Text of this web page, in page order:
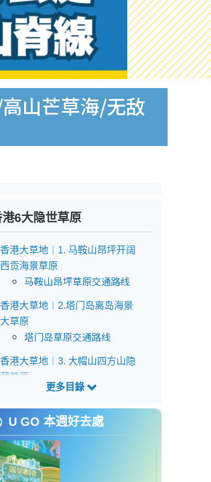
山芒草海/无敌
6大隐世草原
香港大草地︱1. 马鞍山昂坪开阔
西贡海景草原
马鞍山昂坪草原交通路线
香港大草地︱2.塔门岛离岛海景
大草原
塔门岛草原交通路线
香港大草地︱3. 大帽山四方山隐
藏草原
四方山草原交通路线
香港大草地︱4.元朗鸡公岭港版
鸡公岭交通路线
香港大草地︱5.西贡粮船湾白虎
U GO 本週好去處